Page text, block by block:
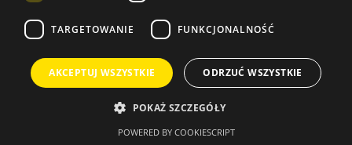
Offer
TARGETOWANIE FUNKCJONALNOŚĆ
AKCEPTUJ WSZYSTKIE ODRZUĆ WSZYSTKIE
POKAŻ SZCZEGÓŁY
POWERED BY COOKIESCRIPT